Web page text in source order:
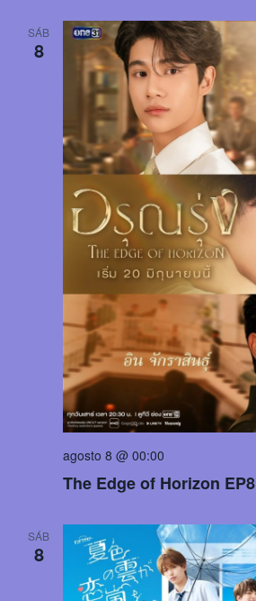
SÁB
8
The Edge of Horizon EP8
agosto 8 @ 00:00
SÁB
8